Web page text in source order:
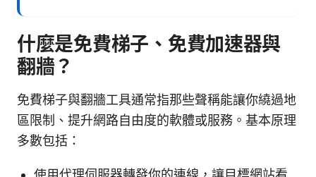
什麼是免費梯子、免費加速器與
翻牆？
免費梯子與翻牆工具通常指那些聲稱能讓你繞過地
區限制、提升網路自由度的軟體或服務。基本原理
多數包括：